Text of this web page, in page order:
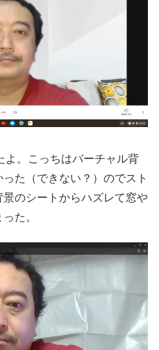
よ。こっちはバーチャル背
た（できない？）のでスト
のシートからハズレて窓や
た。